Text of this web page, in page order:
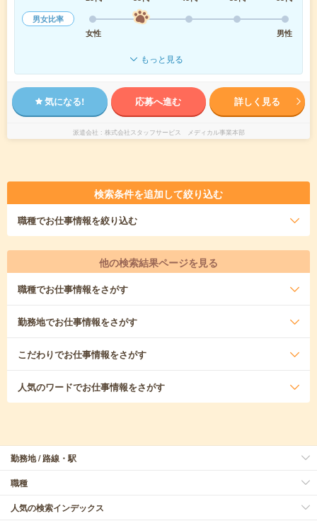
男女比率
女性
男性
もっと見る
気になる! 応募へ進む 詳しく見る
派遣会社 株式会社スタッフサービス メディカル事業本部
検索条件を追加して絞り込む
職種でお仕事情報を絞り込む
他の検索結果ページを見る
職種でお仕事情報をさがす
勤務地でお仕事情報をさがす
こだわりでお仕事情報をさがす
人気のワードでお仕事情報をさがす
勤務地 / 路線・駅
職種
人気の検索インデックス